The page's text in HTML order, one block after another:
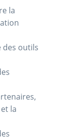
la
des outils
la